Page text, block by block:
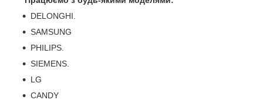
DELONGHI.
SAMSUNG
PHILIPS.
SIEMENS.
LG
CANDY